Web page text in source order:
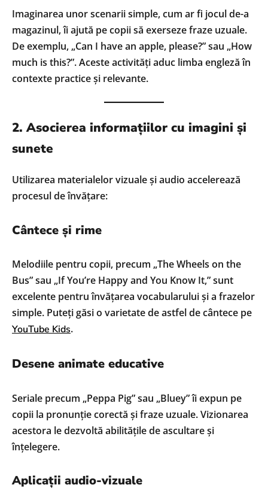
Imaginarea unor scenarii simple, cum ar fi jocul de-a
magazinul, îi ajută pe copii să exerseze fraze uzuale.
De exemplu, „Can I have an apple, please?” sau „How
much is this?”. Aceste activități aduc limba engleză în
contexte practice și relevante.
2. Asocierea informațiilor cu imagini și
sunete
Utilizarea materialelor vizuale și audio accelerează
procesul de învățare:
Cântece și rime
Melodiile pentru copii, precum „The Wheels on the
Bus” sau „If You’re Happy and You Know It,” sunt
excelente pentru învățarea vocabularului și a frazelor
simple. Puteți găsi o varietate de astfel de cântece pe
YouTube Kids.
Desene animate educative
Seriale precum „Peppa Pig” sau „Bluey” îi expun pe
copii la pronunție corectă și fraze uzuale. Vizionarea
acestora le dezvoltă abilitățile de ascultare și
înțelegere.
Aplicații audio-vizuale